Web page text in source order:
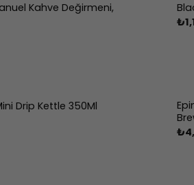
Kahve Değirmeni,
₺
Drip Kettle 350Ml
₺